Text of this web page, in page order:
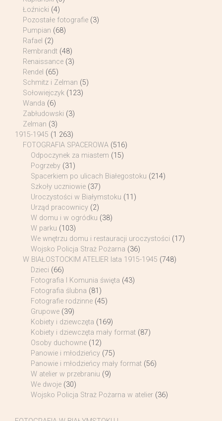
Łoźnicki (4)
Pozostałe fotografie (3)
Pumpian (68)
Rafael (2)
Rembrandt (48)
Renaissance (3)
Rendel (65)
Schmitz i Zelman (5)
Sołowiejczyk (123)
Wanda (6)
Zabłudowski (3)
Zelman (3)
1915-1945 (1 263)
FOTOGRAFIA SPACEROWA (516)
Odpoczynek za miastem (15)
Pogrzeby (31)
Spacerkiem po ulicach Białegostoku (214)
Szkoły uczniowie (37)
Uroczystości w Białymstoku (11)
Urząd pracownicy (2)
W domu i w ogródku (38)
W parku (103)
We wnętrzu domu i restauracji uroczystości (17)
Wojsko Policja Straż Pożarna (36)
W BIAŁOSTOCKIM ATELIER lata 1915-1945 (748)
Dzieci (66)
Fotografia I Komunia święta (43)
Fotografia ślubna (81)
Fotografie rodzinne (45)
Grupowe (39)
Kobiety i dziewczęta (169)
Kobiety i dziewczęta mały format (87)
Osoby duchowne (12)
Panowie i młodzieńcy (75)
Panowie i młodzieńcy mały format (56)
W atelier w przebraniu (9)
We dwoje (30)
Wojsko Policja Straż Pożarna w atelier (36)